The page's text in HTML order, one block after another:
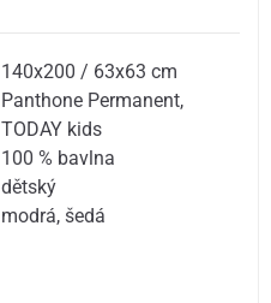
140x200 / 63x63 cm
Panthone Permanent,
TODAY kids
100 % bavlna
dětský
modrá,šedá